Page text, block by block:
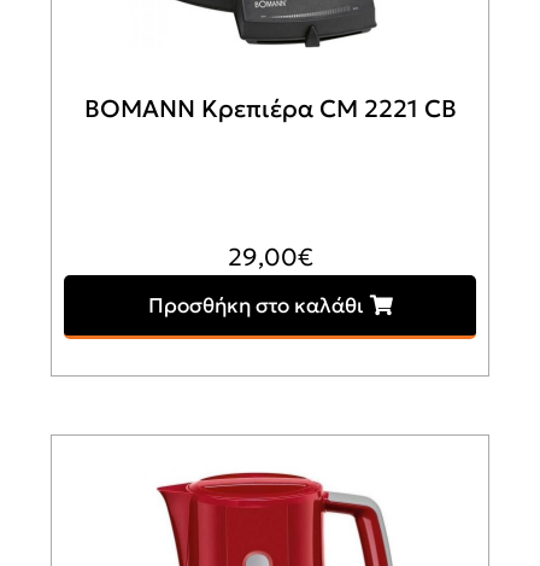
BOMANN Κρεπιέρα CM 2221 CB
29,00€
Προσθήκη στο καλάθι